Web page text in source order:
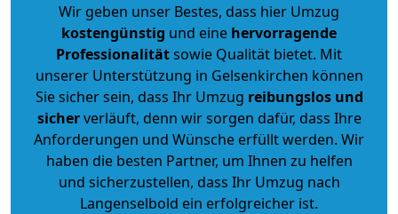
Wir geben unser Bestes, dass hier Umzug
kostengünstig und eine hervorragende
Professionalitätsowie Qualität bietet. Mit
unserer Unterstützung in Gelsenkirchen können
Sie sicher sein, dass Ihr Umzug reibungslos und
sicherverläuft, denn wir sorgen dafür, dass Ihre
Anforderungen und Wünsche erfüllt werden. Wir
haben die besten Partner, um Ihnen zu helfen
und sicherzustellen, dass Ihr Umzug nach
Langenselbold ein erfolgreicher ist.